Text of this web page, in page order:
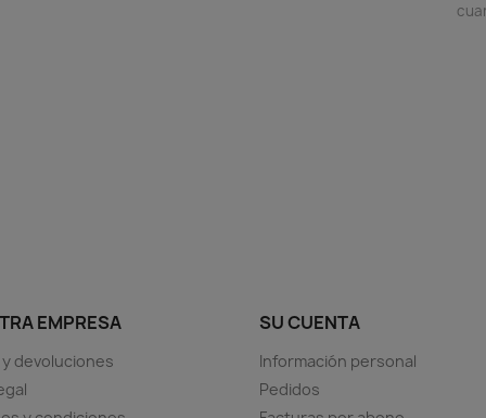
EMPRESA
devoluciones
SU CUENTA
Información personal
Pedidos